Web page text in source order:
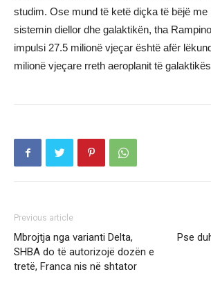
studim. Ose mund të ketë diçka të bëjë me
sistemin diellor dhe galaktikën, tha
impulsi 27.5 milionë vjeçar është afër
milionë vjeçare rreth aeroplanit të
Previous article
Mbrojtja nga varianti Delta,
SHBA do të autorizojë dozën e
tretë, Franca nis në shtator
Pse